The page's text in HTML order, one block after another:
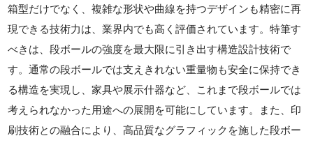
箱型だけでなく、複雑な形状や曲線を持つデザインも精密に再
現できる技術力は、業界内でも高く評価されています。特筆す
べきは、段ボールの強度を最大限に引き出す構造設計技術で
す。通常の段ボールでは支えきれない重量物も安全に保持でき
る構造を実現し、家具や展示什器など、これまで段ボールでは
考えられなかった用途への展開を可能にしています。また、印
刷技術との融合により、高品質なグラフィックを施した段ボー